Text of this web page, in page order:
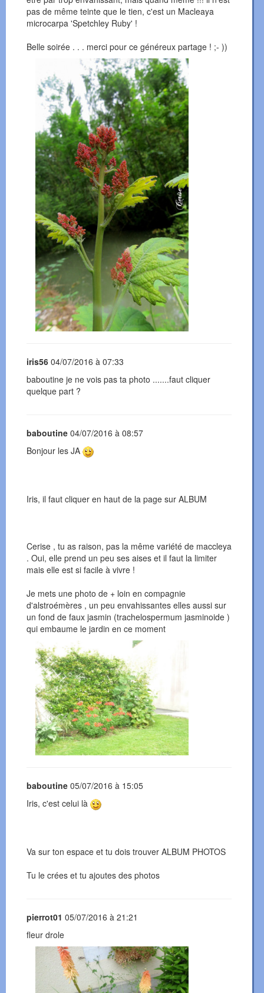
pas de même teinte que le tien, c'est un Macleaya
microcarpa 'Spetchley Ruby' !
Belle soirée . . . merci pour ce généreux partage ! ;- ))
iris56 04/07/2016 à 07:33
baboutine je ne vois pas ta photo .......faut cliquer
quelque part ?
baboutine 04/07/2016 à 08:57
Bonjour les JA
Iris, il faut cliquer en haut de la page sur ALBUM
Cerise , tu as raison, pas la même variété de maccleya
. Oui, elle prend un peu ses aises et il faut la limiter
mais elle est si facile à vivre !
Je mets une photo de + loin en compagnie
d'alstroémères , un peu envahissantes elles aussi sur
un fond de faux jasmin (trachelospermum jasminoide )
qui embaume le jardin en ce moment
baboutine 05/07/2016 à 15:05
Iris, c'est celui là
Va sur ton espace et tu dois trouver ALBUM PHOTOS
Tu le crées et tu ajoutes des photos
pierrot01 05/07/2016 à 21:21
fleur drole